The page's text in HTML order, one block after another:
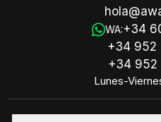
WA:+34
+34 952
+34 952
Lunes-